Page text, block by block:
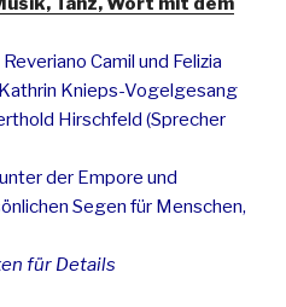
Camil und Felizia
Knieps-Vogelgesang
Hirschfeld (Sprecher
der Empore und
Segen für Menschen,
für Details